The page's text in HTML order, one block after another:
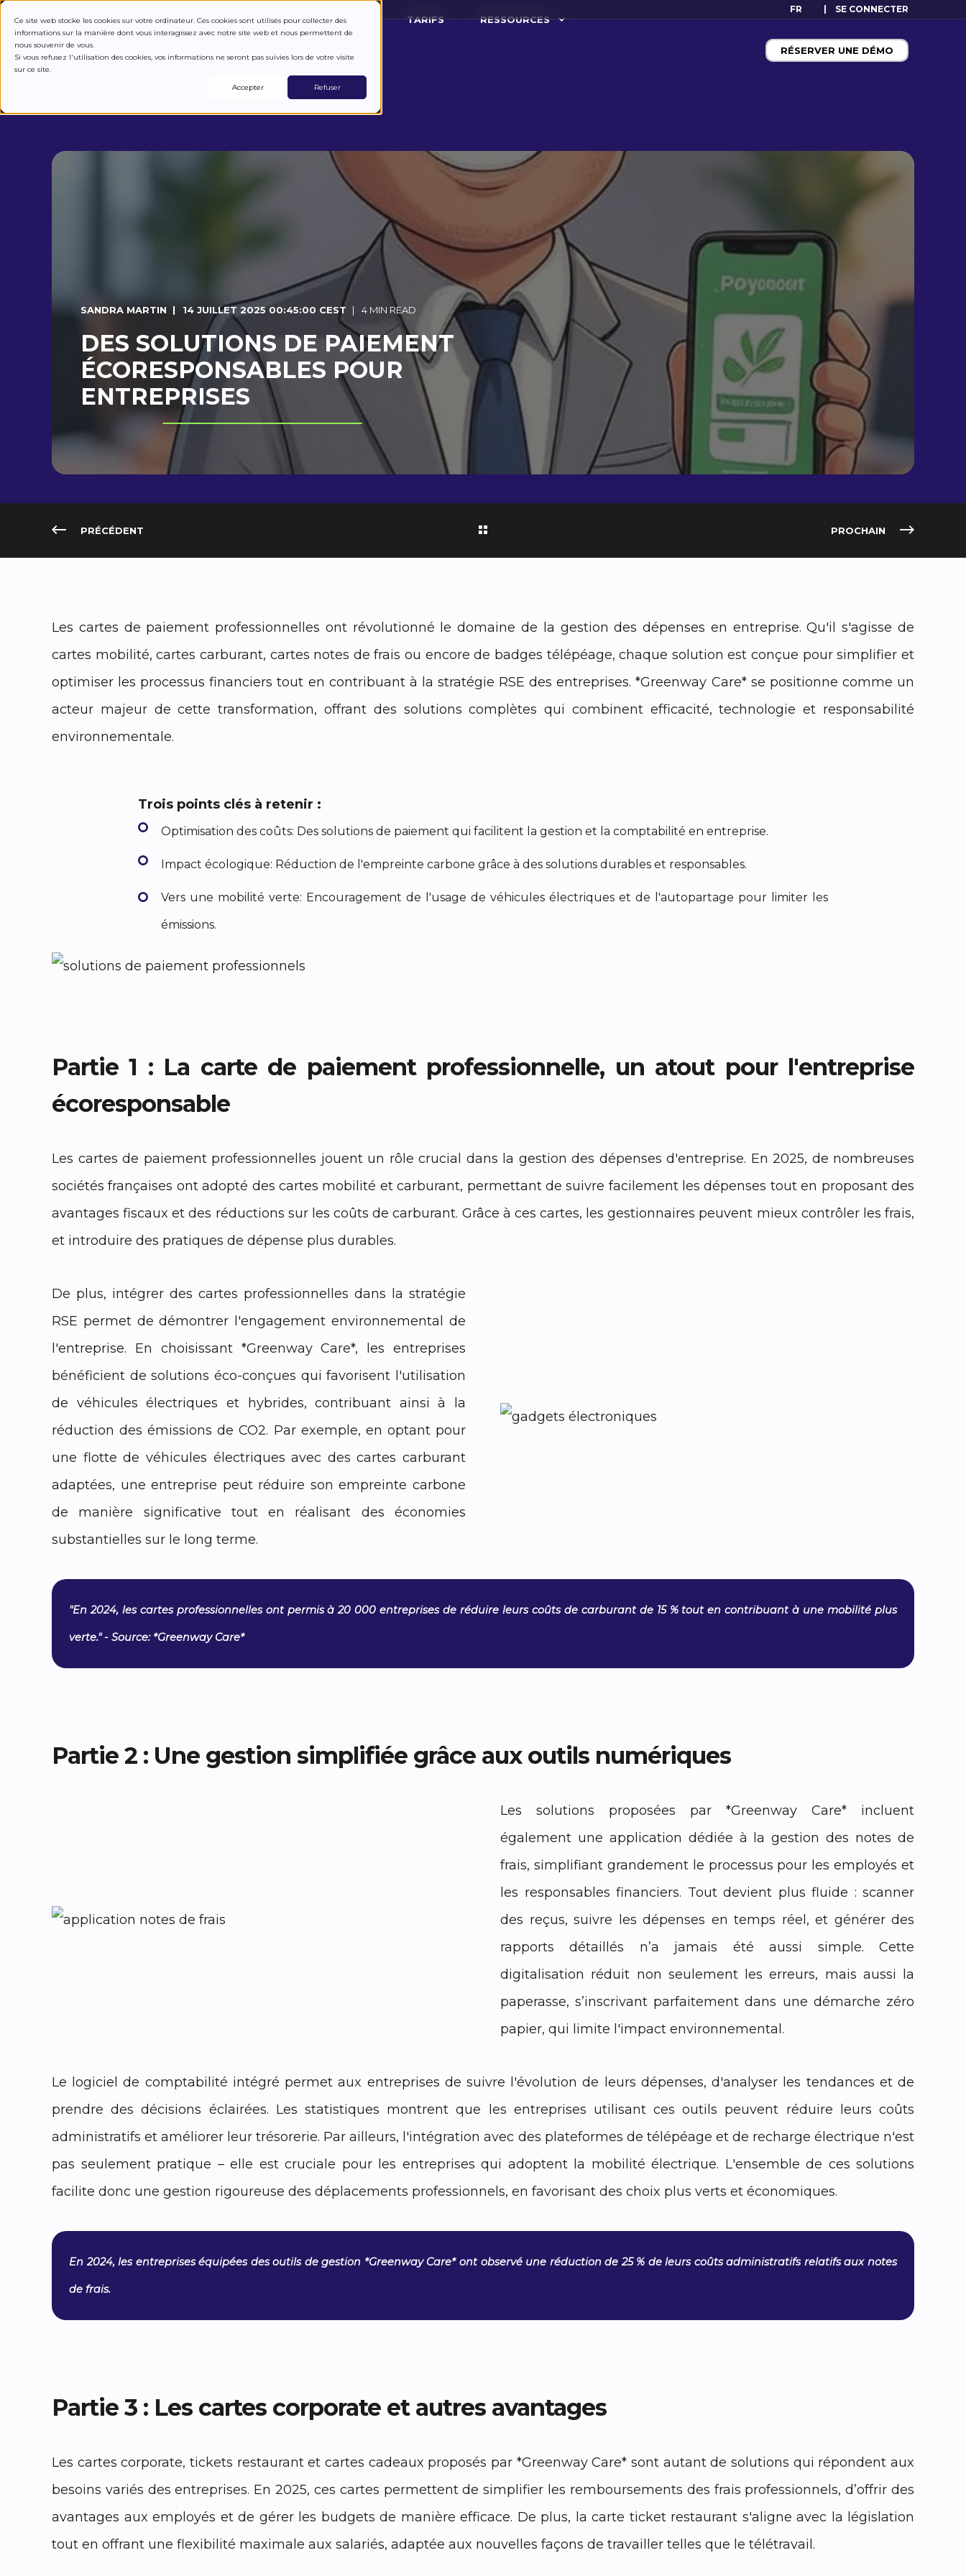
Ce site web stocke les cookies sur votre ordinateur. Ces cookies sont utilisés pour collecter des
informations sur la manière dont vous interagissez avec notre site web et nous permettent de
nous souvenir de vous.
Si vous refusez l'utilisation des cookies, vos informations ne seront pas suivies lors de votre visite
sur ce site.
Accepter
Refuser
FR SE CONNECTER
COMMENT ÇA MARCHE ? TARIFS RESSOURCES
LA FONDATION
RÉSERVER UNE DÉMO
SANDRA MARTIN 14 JUILLET 2025 00:45:00 CEST 4 MIN READ
DES SOLUTIONS DE PAIEMENT
ÉCORESPONSABLES POUR
ENTREPRISES
PRÉCÉDENT PROCHAIN
Les cartes de paiement professionnelles ont révolutionné le domaine de la gestion des dépenses en entreprise. Qu'il s'agisse de
cartes mobilité, cartes carburant, cartes notes de frais ou encore de badges télépéage, chaque solution est conçue pour simplifier et
optimiser les processus financiers tout en contribuant à la stratégie RSE des entreprises. *Greenway Care* se positionne comme un
acteur majeur de cette transformation, offrant des solutions complètes qui combinent efficacité, technologie et responsabilité
environnementale.
Trois points clés à retenir :
Optimisation des coûts: Des solutions de paiement qui facilitent la gestion et la comptabilité en entreprise.
Impact écologique: Réduction de l'empreinte carbone grâce à des solutions durables et responsables.
Vers une mobilité verte: Encouragement de l'usage de véhicules électriques et de l'autopartage pour limiter les
émissions.
Partie 1 : La carte de paiement professionnelle, un atout pour l'entreprise
écoresponsable
Les cartes de paiement professionnelles jouent un rôle crucial dans la gestion des dépenses d'entreprise. En 2025, de nombreuses
sociétés françaises ont adopté des cartes mobilité et carburant, permettant de suivre facilement les dépenses tout en proposant des
avantages fiscaux et des réductions sur les coûts de carburant. Grâce à ces cartes, les gestionnaires peuvent mieux contrôler les frais,
et introduire des pratiques de dépense plus durables.
De plus, intégrer des cartes professionnelles dans la stratégie
RSE permet de démontrer l'engagement environnemental de
l'entreprise. En choisissant *Greenway Care*, les entreprises
bénéficient de solutions éco-conçues qui favorisent l'utilisation
de véhicules électriques et hybrides, contribuant ainsi à la
réduction des émissions de CO2. Par exemple, en optant pour
une flotte de véhicules électriques avec des cartes carburant
adaptées, une entreprise peut réduire son empreinte carbone
de manière significative tout en réalisant des économies
substantielles sur le long terme.
"En 2024, les cartes professionnelles ont permis à 20 000 entreprises de réduire leurs coûts de carburant de 15 % tout en contribuant à une mobilité plus
verte." - Source: *Greenway Care*
Partie 2 : Une gestion simplifiée grâce aux outils numériques
Les solutions proposées par *Greenway Care* incluent
également une application dédiée à la gestion des notes de
frais, simplifiant grandement le processus pour les employés et
les responsables financiers. Tout devient plus fluide : scanner
des reçus, suivre les dépenses en temps réel, et générer des
rapports détaillés n’a jamais été aussi simple. Cette
digitalisation réduit non seulement les erreurs, mais aussi la
paperasse, s’inscrivant parfaitement dans une démarche zéro
papier, qui limite l'impact environnemental.
Le logiciel de comptabilité intégré permet aux entreprises de suivre l'évolution de leurs dépenses, d'analyser les tendances et de
prendre des décisions éclairées. Les statistiques montrent que les entreprises utilisant ces outils peuvent réduire leurs coûts
administratifs et améliorer leur trésorerie. Par ailleurs, l'intégration avec des plateformes de télépéage et de recharge électrique n'est
pas seulement pratique – elle est cruciale pour les entreprises qui adoptent la mobilité électrique. L'ensemble de ces solutions
facilite donc une gestion rigoureuse des déplacements professionnels, en favorisant des choix plus verts et économiques.
En 2024, les entreprises équipées des outils de gestion *Greenway Care* ont observé une réduction de 25 % de leurs coûts administratifs relatifs aux notes
de frais.
Partie 3 : Les cartes corporate et autres avantages
Les cartes corporate, tickets restaurant et cartes cadeaux proposés par *Greenway Care* sont autant de solutions qui répondent aux
besoins variés des entreprises. En 2025, ces cartes permettent de simplifier les remboursements des frais professionnels, d’offrir des
avantages aux employés et de gérer les budgets de manière efficace. De plus, la carte ticket restaurant s'aligne avec la législation
tout en offrant une flexibilité maximale aux salariés, adaptée aux nouvelles façons de travailler telles que le télétravail.